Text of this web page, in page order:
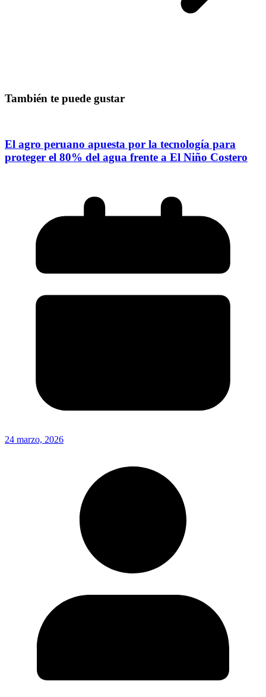
También te puede gustar
El agro peruano apuesta por la tecnología para
proteger el 80% del agua frente a El Niño Costero
24 marzo, 2026